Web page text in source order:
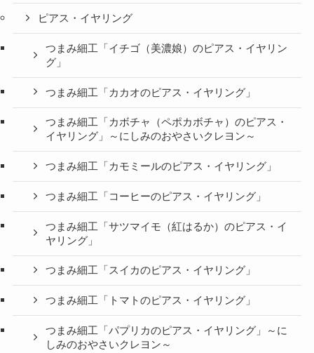
ピアス・イヤリング
つまみ細工「イチゴ（美濃娘）のピアス・イヤリン
グ」
つまみ細工「カカオのピアス・イヤリング」
つまみ細工「カボチャ（ペポカボチャ）のピアス・
イヤリング」～にしみのおやさいクレヨン～
つまみ細工「カモミールのピアス・イヤリング」
つまみ細工「コーヒーのピアス・イヤリング」
つまみ細工「サツマイモ（紅はるか）のピアス・イ
ヤリング」
つまみ細工「スイカのピアス・イヤリング」
つまみ細工「トマトのピアス・イヤリング」
つまみ細工「パプリカのピアス・イヤリング」～に
しみのおやさいクレヨン～